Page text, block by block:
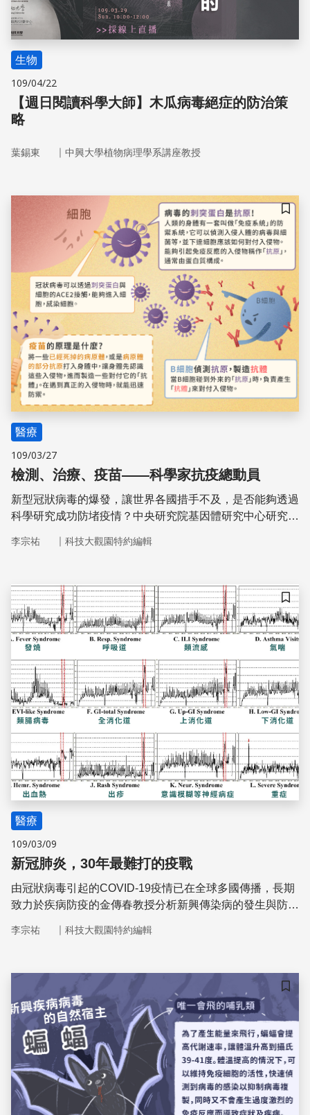
生物
109/04/22
【週日閱讀科學大師】木瓜病毒絕症的防治策
略
葉錫東 ｜ 中興大學植物病理學系講座教授
儲存
醫療
109/03/27
檢測、治療、疫苗——科學家抗疫總動員
新型冠狀病毒的爆發，讓世界各國措手不及，是否能夠透過
科學研究成功防堵疫情？中央研究院基因體研究中心研究員
況。
李宗祐 ｜ 科技大觀園特約編輯
儲存
醫療
109/03/09
新冠肺炎，30年最難打的疫戰
由冠狀病毒引起的COVID-19疫情已在全球多國傳播，長期
致力於疾病防疫的金傳春教授分析新興傳染病的發生與防堵
李宗祐 ｜ 科技大觀園特約編輯
儲存